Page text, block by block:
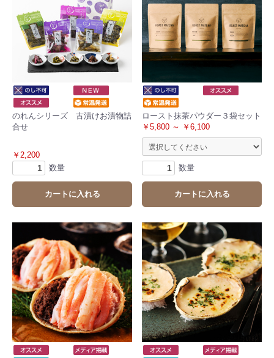
のれんシリーズ 古漬けお漬物詰
合せ
￥2,200
数量
カートに入れる
ロースト抹茶パウダー３袋セット
￥5,800 ～ ￥6,100
数量
カートに入れる